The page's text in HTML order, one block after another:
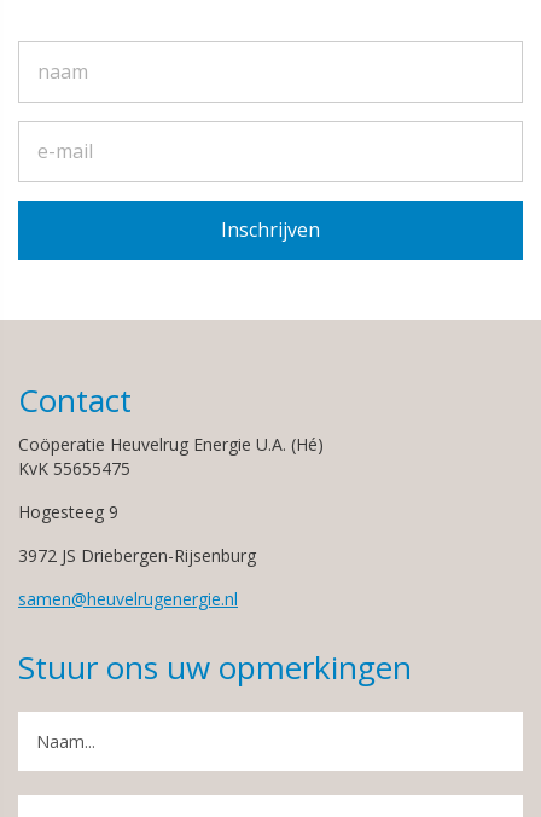
Contact
Coöperatie Heuvelrug Energie U.A. (Hé)
KvK 55655475
Hogesteeg 9
3972 JS Driebergen-Rijsenburg
samen@heuvelrugenergie.nl
Stuur ons uw opmerkingen